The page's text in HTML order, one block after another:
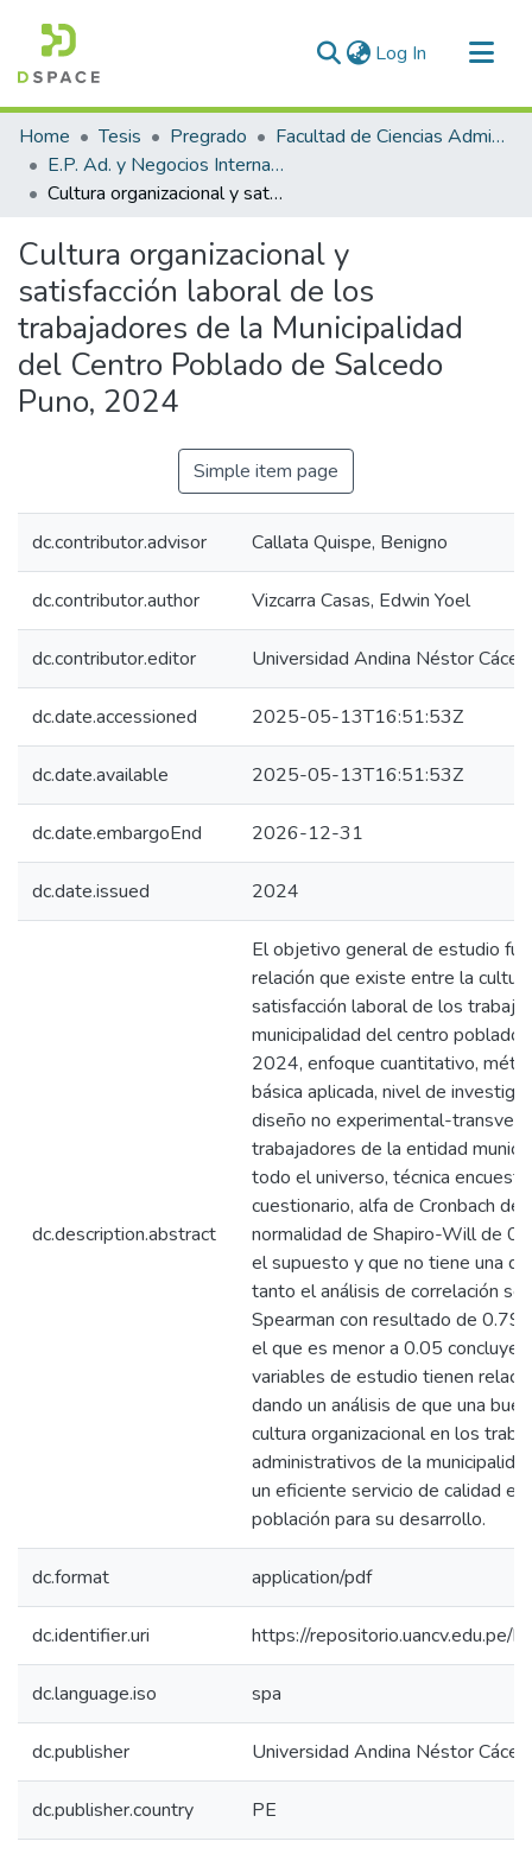
Log In (current)
Communities & Collections
All of DSpace
Statistics
Home Tesis Pregrado
Facultad de Ciencias Administrativas
E.P. Ad. y Negocios Internacionales
Cultura organizacional y satisfacción laboral de los trabajadores de la Municipalidad del Centro Poblado de Salcedo Puno, 2024
Cultura organizacional y
satisfacción laboral de los
trabajadores de la Municipalidad
del Centro Poblado de Salcedo
Puno, 2024
Simple item page
dc.contributor.advisor Callata Quispe, Benigno
dc.contributor.author Vizcarra Casas, Edwin Yoel
dc.contributor.editor Universidad Andina Néstor
dc.date.accessioned 2025-05-13T16:51:53Z
dc.date.available 2025-05-13T16:51:53Z
dc.date.embargoEnd 2026-12-31
dc.date.issued 2024
dc.description.abstract
El objetivo general de estudio
relación que existe entre la
satisfacción laboral de los
municipalidad del centro poblado
2024, enfoque cuantitativo,
básica aplicada, nivel de
diseño no experimental-
trabajadores de la entidad
todo el universo, técnica
cuestionario, alfa de Cronbach
normalidad de Shapiro-Will de
el supuesto y que no tiene una
tanto el análisis de correlación
Spearman con resultado de
el que es menor a 0.05
variables de estudio tienen
dando un análisis de que una
cultura organizacional en los
administrativos de la
un eficiente servicio de calidad
población para su desarrollo.
dc.format application/pdf
dc.identifier.uri https://repositorio.uancv.edu.pe/
dc.language.iso spa
dc.publisher Universidad Andina Néstor
dc.publisher.country PE